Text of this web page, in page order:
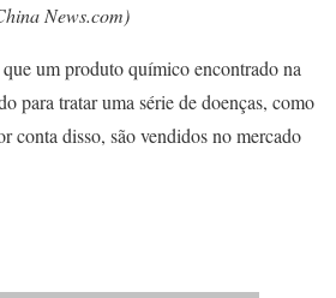
News.com)
um produto químico encontrado na
para tratar uma série de doenças, como
conta disso, são vendidos no mercado